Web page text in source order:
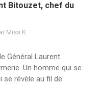
Bitouzet, chef du
Miss K
Général Laurent
Un homme qui se
révèle au fil de